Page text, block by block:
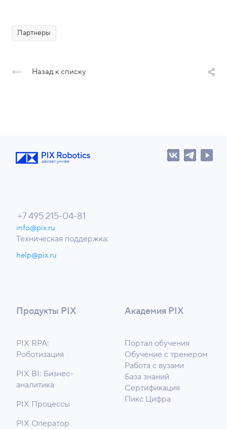
Партнеры
Назад к списку
Продукты PIX
PIX RPA:
Роботизация
PIX BI: Бизнес-
аналитика
PIX Процессы
PIX Оператор
Академия PIX
Портал обучения
Обучение с тренером
Работа с вузами
База знаний
Сертификация
Пикс Цифра
+7 495 215-04-81
info@pix.ru
Техническая поддержка:
help@pix.ru